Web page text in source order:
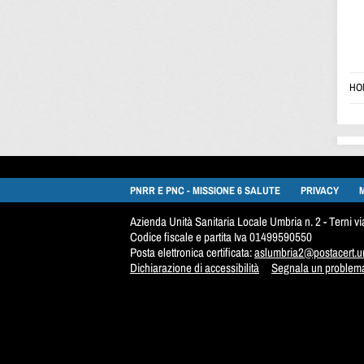
PNRR E PNC - MISSIONE 6 SALUTE PRIVACY
Azienda Unità Sanitaria Locale Umbria n. 2 - Terni
Codice fiscale e partita Iva 01499590550
Posta elettronica certificata:
Dichiarazione di accessibilità
Segnala un